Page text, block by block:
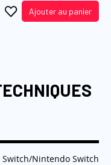
Ajouter au panier
Nintendo Switch